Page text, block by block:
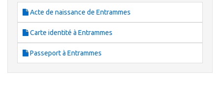
Acte de naissance de Entrammes
Carte identité à Entrammes
Passeport à Entrammes